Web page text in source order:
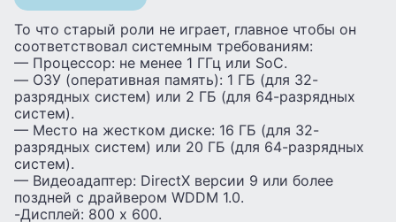
То что старый роли не играет, главное чтобы он
соответствовал системным требованиям:
— Процессор: не менее 1 ГГц или SoC.
— ОЗУ (оперативная память): 1 ГБ (для 32-
разрядных систем) или 2 ГБ (для 64-разрядных
систем).
— Место на жестком диске: 16 ГБ (для 32-
разрядных систем) или 20 ГБ (для 64-разрядных
систем).
— Видеоадаптер: DirectX версии 9 или более
поздней с драйвером WDDM 1.0.
-Дисплей: 800 x 600.